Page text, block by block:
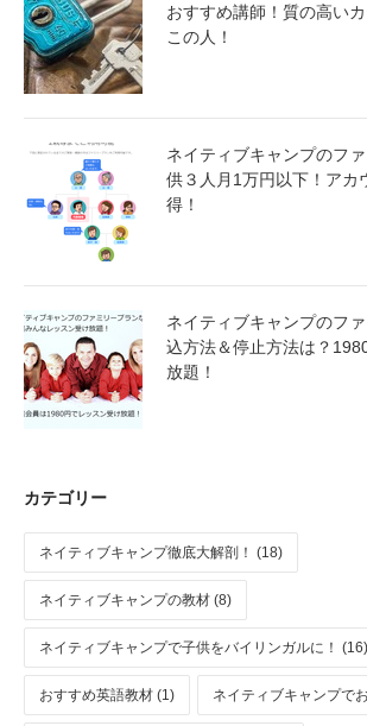
おすすめ講師！質の高い
この人！
ネイティブキャンプのフ
供３人月1万円以下！アカ
得！
ネイティブキャンプのフ
込方法＆停止方法は？
放題！
カテゴリー
ネイティブキャンプ徹底大解剖！ (18)
ネイティブキャンプの教材 (8)
ネイティブキャンプで子供をバイリンガルに！ (16)
おすすめ英語教材 (1) ネイティブキャンプで